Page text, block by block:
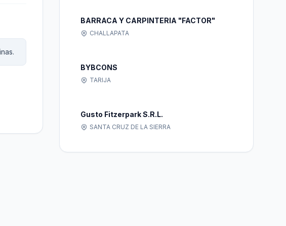
BARRACA Y CARPINTERIA "FACTOR"
CHALLAPATA
BYBCONS
TARIJA
Gusto Fitzerpark S.R.L.
SANTA CRUZ DE LA SIERRA